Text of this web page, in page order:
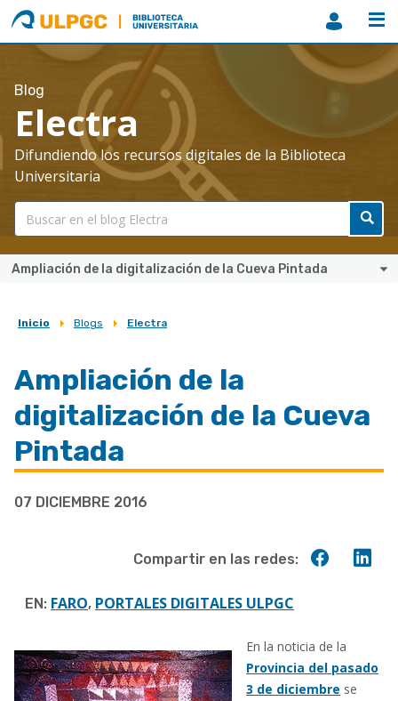
ULPGC
Biblioteca
ULPGC
Blog
Electra
Difundiendo los recursos digitales de la Biblioteca
Universitaria
Ampliación de la digitalización de la Cueva Pintada
Sobrescribir
de
ayuda
a
la
navegación
Inicio Blogs Electra
Ampliación de la
digitalización de la Cueva
Pintada
07 DICIEMBRE 2016
Compartir en las redes:
EN: FARO, PORTALES DIGITALES ULPGC
En la noticia de la
Provincia del pasado
3 de diciembre se